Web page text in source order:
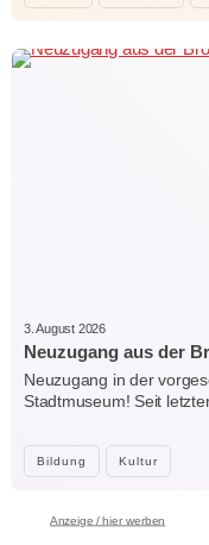
Bildung Kultur
3. August 2026
Neuzugang aus der
Neuzugang in der
Stadtmuseum! Seit
Anzeige / hier werben